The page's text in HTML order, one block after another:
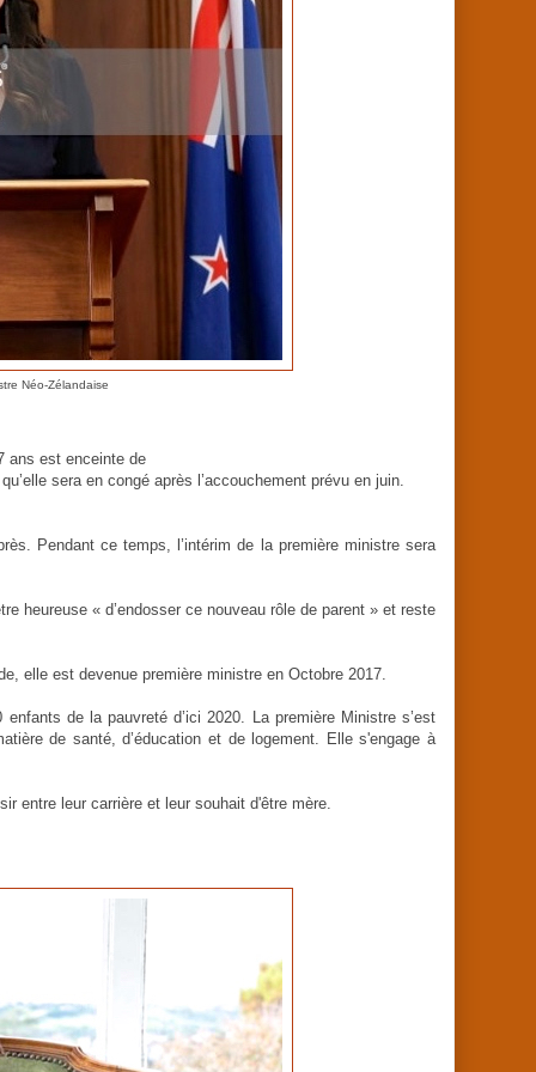
Néo-Zélandaise
ans est enceinte de
sera en congé après l’accouchement prévu en juin.
Pendant ce temps, l’intérim de la première ministre sera
heureuse « d’endosser ce nouveau rôle de parent » et reste
elle est devenue première ministre en Octobre 2017.
de la pauvreté d’ici 2020. La première Ministre s’est
de santé, d’éducation et de logement. Elle s'engage à
entre leur carrière et leur souhait d'être mère.